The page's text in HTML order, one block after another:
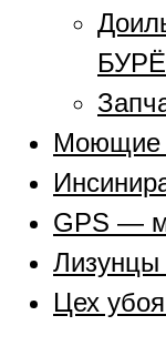
Моющие
GPS —
Лизунцы
Цех